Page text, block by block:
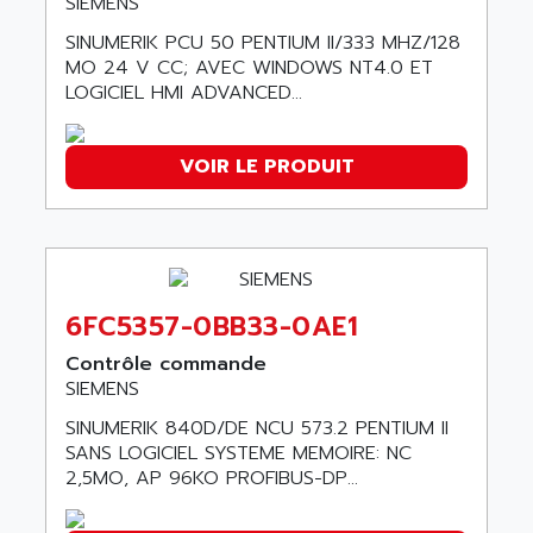
SMC50 / SMC600
SMC 25 et SMC 35
SMC25 et SMC35
PB80
WS SERIES
TSX COMPACT
984 SERIE
SIMODRIVE
TSX21
C350
AC AUTOMATION
AC SMARTMOTION
ACARD
ACCES
ACCESS
ACCROSSER
ACCU
ACCUCELL
ACCU-SORT SYSTEMS
ACDC
ACEDIS
SINUMERIK PCU 50 PENTIUM II/333 MHZ/128
MO 24 V CC; AVEC WINDOWS NT4.0 ET
LOGICIEL HMI ADVANCED...
VOIR LE PRODUIT
6FC5357-0BB33-0AE1
Contrôle commande
SIEMENS
SINUMERIK 840D/DE NCU 573.2 PENTIUM II
SANS LOGICIEL SYSTEME MEMOIRE: NC
2,5MO, AP 96KO PROFIBUS-DP...